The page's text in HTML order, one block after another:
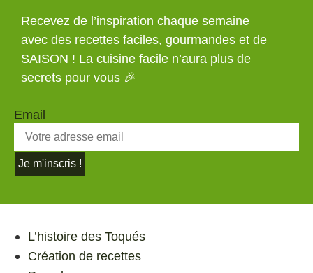
Recevez de l’inspiration chaque semaine
avec des recettes faciles, gourmandes et de
SAISON ! La cuisine facile n’aura plus de
secrets pour vous 🎉
Email
Je m'inscris !
L’histoire des Toqués
Création de recettes